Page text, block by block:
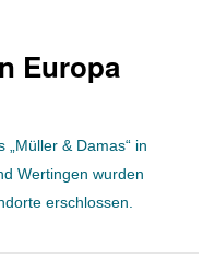
Europa
& Damas“ in
Wertingen wurden
erschlossen.